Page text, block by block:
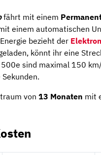
fährt mit einem
einem automatischen
bezieht der
könnt ihr eine
sind maximal 150
von 13 Monaten mit